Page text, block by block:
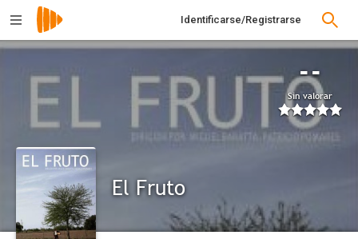
Identificarse/Registrarse
--
Sin valorar
El Fruto